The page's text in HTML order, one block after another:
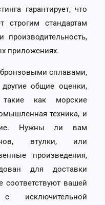
гарантирует, что
строгим стандартам
приложениях.
сплавами,
общие оценки,
такие как морские
техника, и
Нужны ли вам
втулки, или
произведения,
для доставки
соответствуют вашей
исключительной